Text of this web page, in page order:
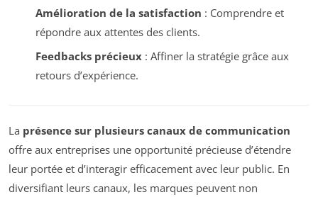
Amélioration de la satisfaction : Comprendre et
répondre aux attentes des clients.
Feedbacks précieux: Affiner la stratégie grâce aux
retours d’expérience.
La présence sur plusieurs canaux de communication
offre aux entreprises une opportunité précieuse d’étendre
leur portée et d’interagir efficacement avec leur public. En
diversifiant leurs canaux, les marques peuvent non